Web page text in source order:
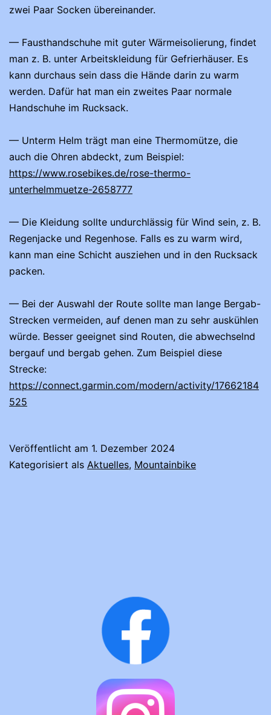
zwei Paar Socken übereinander.
— Fausthandschuhe mit guter Wärmeisolierung, findet
man z. B. unter Arbeitskleidung für Gefrierhäuser. Es
kann durchaus sein dass die Hände darin zu warm
werden. Dafür hat man ein zweites Paar normale
Handschuhe im Rucksack.
— Unterm Helm trägt man eine Thermomütze, die
auch die Ohren abdeckt, zum Beispiel:
https://www.rosebikes.de/rose-thermo-
unterhelmmuetze-2658777
— Die Kleidung sollte undurchlässig für Wind sein, z. B.
Regenjacke und Regenhose. Falls es zu warm wird,
kann man eine Schicht ausziehen und in den Rucksack
packen.
— Bei der Auswahl der Route sollte man lange Bergab-
Strecken vermeiden, auf denen man zu sehr auskühlen
würde. Besser geeignet sind Routen, die abwechselnd
bergauf und bergab gehen. Zum Beispiel diese
Strecke:
https://connect.garmin.com/modern/activity/17662184
525
Veröffentlicht am 1. Dezember 2024
Kategorisiert als Aktuelles, Mountainbike